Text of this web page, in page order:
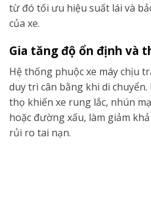
từ đó tối ưu hiệu suất lái và
của xe.
Gia tăng độ ổn định và
Hệ thống phuộc xe máy chịu
duy trì cân bằng khi di
thọ khiến xe rung lắc, nhún
hoặc đường xấu, làm giảm
rủi ro tai nạn.